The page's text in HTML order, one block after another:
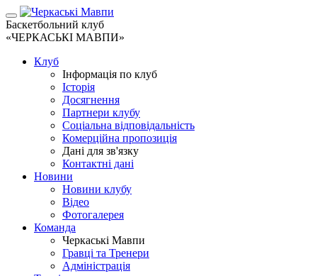
Баскетбольний клуб
«ЧЕРКАСЬКІ МАВПИ»
Клуб
Інформація по клуб
Історія
Досягнення
Партнери клубу
Соціальна відповідальність
Комерційна пропозиція
Дані для зв'язку
Контактні дані
Новини
Новини клубу
Відео
Фотогалерея
Команда
Черкаські Мавпи
Гравці та Тренери
Адміністрація